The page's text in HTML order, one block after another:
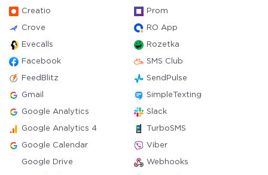
Creatio Prom
Crove RO App
Evecalls Rozetka
Facebook SMS Club
FeedBlitz SendPulse
Gmail SimpleTexting
Google Analytics Slack
Google Analytics 4 TurboSMS
Google Calendar Viber
Google Drive Webhooks